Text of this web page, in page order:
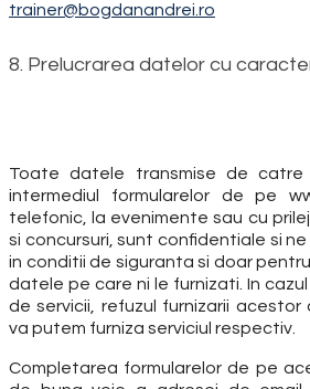
trainer@bogdanandrei.ro
8. Prelucrarea datelor cu
Toate datele transmise de catre
intermediul formularelor de pe
telefonic, la evenimente sau cu
si concursuri, sunt confidentiale si
in conditii de siguranta si doar
datele pe care ni le furnizati. In
de servicii, refuzul furnizarii
va putem furniza serviciul respectiv.
Completarea formularelor de pe